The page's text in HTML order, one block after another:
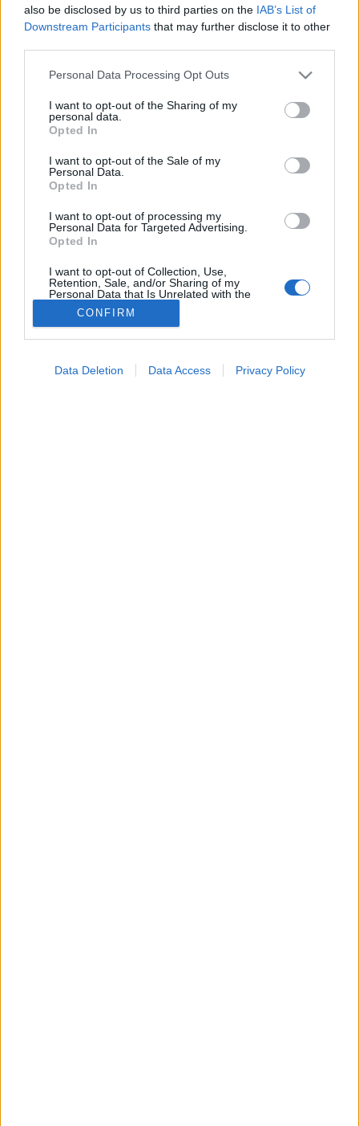
also be disclosed by us to third parties on the IAB’s List of
Downstream Participants that may further disclose it to other
Please note that this website/app uses one or more Google
not limited to your visit or usage behaviour. You may click to
grant or deny consent to Google and its third-party tags to
use your data for below specified purposes in below Google
consent section.
Personal Data Processing Opt Outs
I want to opt-out of the Sharing of my
personal data.
Opted In
I want to opt-out of the Sale of my
Personal Data.
Opted In
I want to opt-out of processing my
Personal Data for Targeted Advertising.
Opted In
I want to opt-out of Collection, Use,
Retention, Sale, and/or Sharing of my
Personal Data that Is Unrelated with the
Purposes for which it was collected.
Opted Out
CONFIRM
Data Deletion Data Access Privacy Policy
Fájdalmas vizeletürítés